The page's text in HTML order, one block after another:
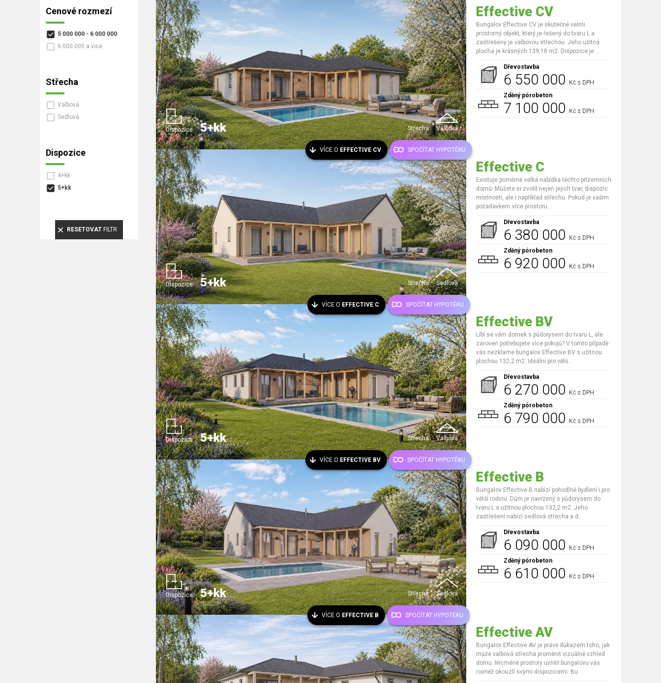
Cenové rozmezí
5 000 000 - 6 000 000
6 000 000 a více
Střecha
Valbová
Sedlová
Dispozice
4+kk
5+kk
RESETOVATFILTR
Střecha: Valbová
Dispozice: 5+kk
Effective CV
Bungalov Effective CV je skutečně velmi
prostorný objekt, který je řešený do tvaru L a
zastřešený je valbovou střechou. Jeho užitná
plocha je krásných 139,18 m2. Dispozice je ..
Dřevostavba
6 550 000
Kč s DPH
Zděný pórobeton
7 100 000 Kč s DPH
VÍCE O EFFECTIVE CV SPOČÍTAT HYPOTÉKU
Střecha: Sedlová
Dispozice: 5+kk
Effective C
Existuje poměrně velká nabídka těchto přízemních
domů- Můžete si zvolit nejen jejich tvar, dispozic
místností, ale i například střechu. Pokud je vašim
požadavkem více prostoru..
Dřevostavba
6 380 000
Kč s DPH
Zděný pórobeton
6 920 000 Kč s DPH
VÍCE O EFFECTIVE C SPOČÍTAT HYPOTÉKU
Střecha: Valbová
Dispozice: 5+kk
Effective BV
Líbí se vám domek s půdorysem do tvaru L, ale
zároveň potřebujete více pokojů? V tomto případě
vás nezklame bungalov Effective BV s užitnou
plochou 132,2 m2. Ideální pro větš..
Dřevostavba
6 270 000
Kč s DPH
Zděný pórobeton
6 790 000 Kč s DPH
VÍCE O EFFECTIVE BV SPOČÍTAT HYPOTÉKU
Střecha: Sedlová
Dispozice: 5+kk
Effective B
Bungalov Effective B nabízí pohodlně bydlení i pro
větší rodinu. Dům je navržený s půdorysem do
tvaru L s užitnou plochou 132,2 m2. Jeho
zastřešení nabízí sedlová střecha a d..
Dřevostavba
6 090 000
Kč s DPH
Zděný pórobeton
6 610 000 Kč s DPH
VÍCE O EFFECTIVE B SPOČÍTAT HYPOTÉKU
Effective AV
Bungalov Effective AV je právě důkazem toho, jak
může valbová střecha proměnit vizuálně vzhled
domu. Nicméně prostory uvnitř bungalovu vás
rovněž okouzlí svými dispozicemi. Bu..